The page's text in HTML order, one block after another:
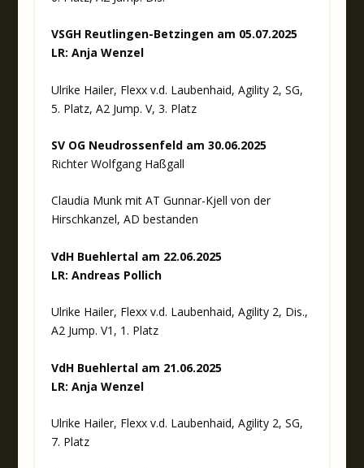
VSGH Reutlingen-Betzingen am 05.07.2025
LR: Anja Wenzel
Ulrike Hailer, Flexx v.d. Laubenhaid, Agility 2, SG,
5. Platz, A2 Jump. V, 3. Platz
SV OG Neudrossenfeld am 30.06.2025
Richter Wolfgang Haßgall
Claudia Munk mit AT Gunnar-Kjell von der
Hirschkanzel, AD bestanden
VdH Buehlertal am 22.06.2025
LR: Andreas Pollich
Ulrike Hailer, Flexx v.d. Laubenhaid, Agility 2, Dis.,
A2 Jump. V1, 1. Platz
VdH Buehlertal am 21.06.2025
LR: Anja Wenzel
Ulrike Hailer, Flexx v.d. Laubenhaid, Agility 2, SG,
7. Platz